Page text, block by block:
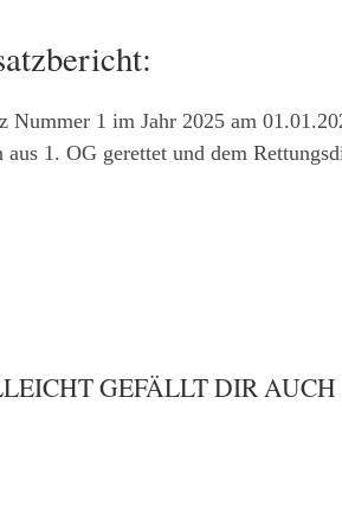
Nummer 1 im Jahr 2025 am
aus 1. OG gerettet und dem
GEFÄLLT DIR AUCH